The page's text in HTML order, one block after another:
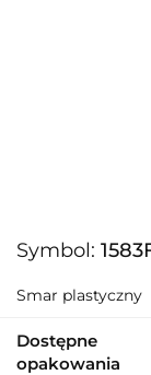
Symbol:
Smar plastyczny
Dostępne
opakowania